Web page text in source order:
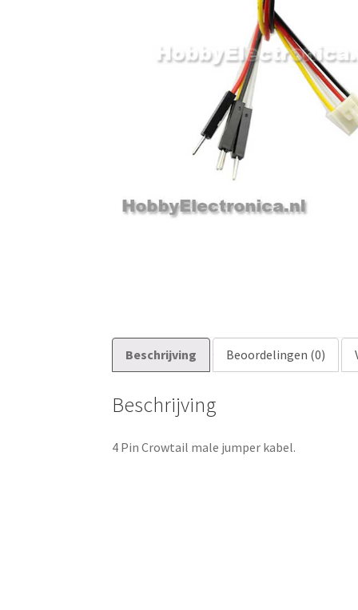
Beschrijving Beoordelingen (0)
Beschrijving
4 Pin Crowtail male jumper kabel.